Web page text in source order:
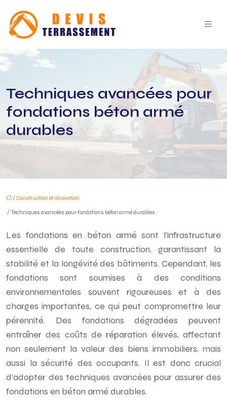
Techniques avancées pour
fondations béton armé
durables
/ Construction et rénovation
/ Techniques avancées pour fondations béton armé durables
Les fondations en béton armé sont l’infrastructure
essentielle de toute construction, garantissant la
stabilité et la longévité des bâtiments. Cependant, les
fondations sont soumises à des conditions
environnementales souvent rigoureuses et à des
charges importantes, ce qui peut compromettre leur
pérennité. Des fondations dégradées peuvent
entraîner des coûts de réparation élevés, affectant
non seulement la valeur des biens immobiliers, mais
aussi la sécurité des occupants. Il est donc crucial
d’adopter des techniques avancées pour assurer des
fondations en béton armé durables.